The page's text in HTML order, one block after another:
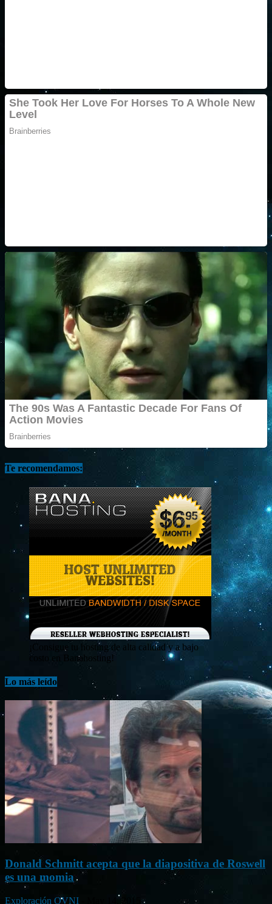
Te recomendamos:
¡Consigue tu hosting de alta calidad y a bajo
costo en Banahosting!
Lo más leído
Donald Schmitt acepta que la diapositiva de Roswell
es una momia
Exploración OVNI May 14, 2015